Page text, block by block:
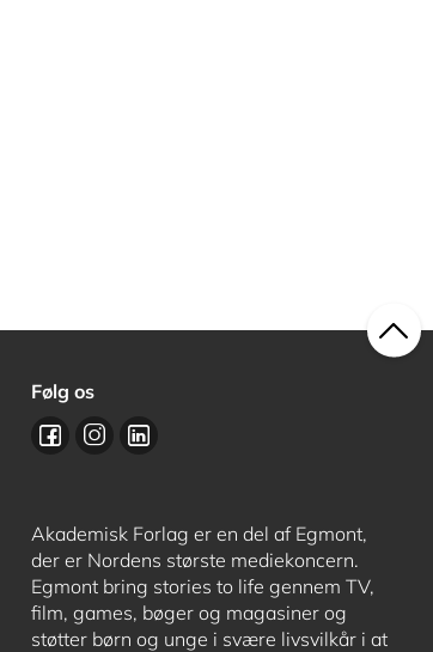
Følg os
Akademisk Forlag er en del af Egmont,
der er Nordens største mediekoncern.
Egmont bring stories to life gennem TV,
film, games, bøger og magasiner og
støtter børn og unge i svære livsvilkår i at